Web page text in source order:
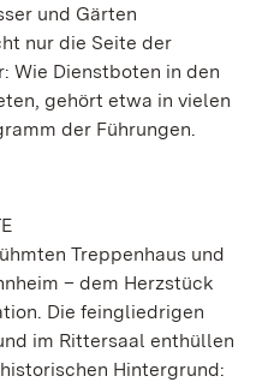
und Gärten
nur die Seite der
Wie Dienstboten in den
gehört etwa in vielen
der Führungen.
Treppenhaus und
– dem Herzstück
Die feingliedrigen
im Rittersaal enthüllen
Hintergrund: